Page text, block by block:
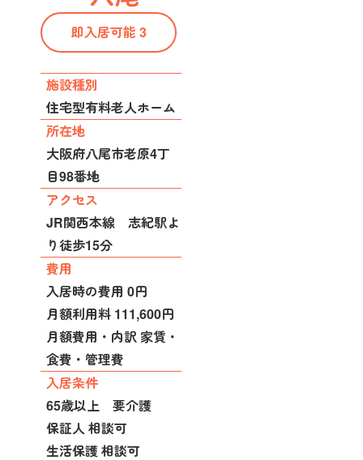
即入居可能 3
施設種別
住宅型有料老人ホーム
所在地
大阪府八尾市老原4丁
目98番地
アクセス
JR関西本線 志紀駅よ
り徒歩15分
費用
入居時の費用 0円
月額利用料 111,600円
月額費用・内訳 家賃・
食費・管理費
入居条件
65歳以上 要介護
保証人 相談可
生活保護 相談可